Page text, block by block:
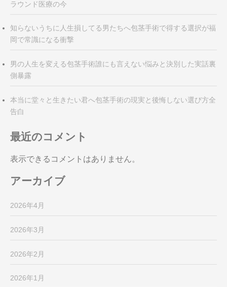
ラウンド医療の今
知らないうちに人生損してる男たちへ包茎手術で得する選択が福
岡で常識になる衝撃
男の人生を変える包茎手術誰にも言えない悩みと決別した実話裏
側暴露
本当に堂々と生きたい君へ包茎手術の現実と後悔しない選び方全
告白
最近のコメント
表示できるコメントはありません。
アーカイブ
2026年4月
2026年3月
2026年2月
2026年1月